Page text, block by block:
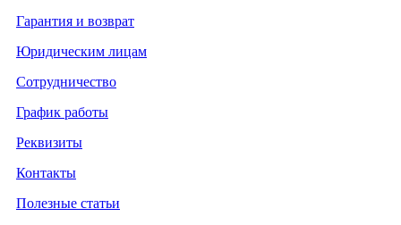
Гарантия и возврат
Юридическим лицам
Сотрудничество
График работы
Реквизиты
Контакты
Полезные статьи